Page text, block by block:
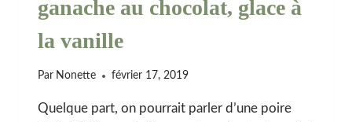
ganache au chocolat, glace à
la vanille
Par Nonette février 17, 2019
Quelque part, on pourrait parler d’une poire